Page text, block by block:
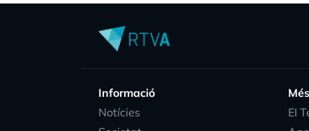
Informació
Notícies
Més
EI